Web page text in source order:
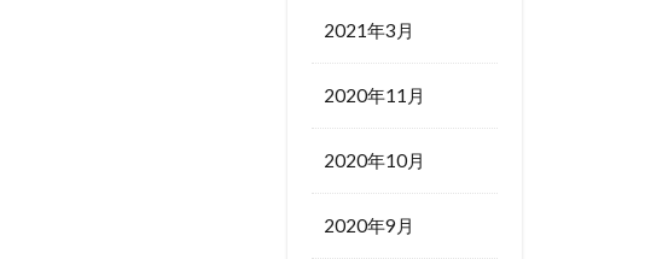
2021年3月
2020年11月
2020年10月
2020年9月